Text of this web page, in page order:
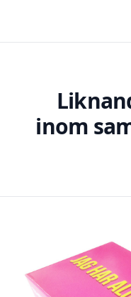
inom